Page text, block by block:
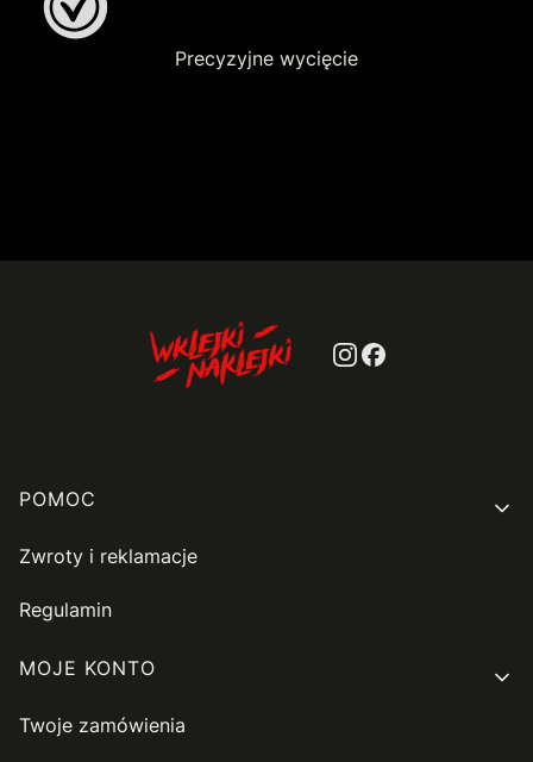
Precyzyjne wycięcie
Linki w stopce
POMOC
Zwroty i reklamacje
Regulamin
MOJE KONTO
Twoje zamówienia